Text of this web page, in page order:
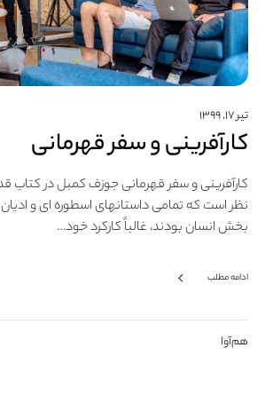
تیر ۱۷, ۱۳۹۹
کارآفرینی و سفر قهرمانی
کارآفرینی و سفر قهرمانی جوزف کمبل در کتاب
نظر است که تمامی داستانهای اسطوره ای و ادیان
بخش انسان بودند، غالباً کارکرد خود…
ادامه مطلب
هم‌آوا